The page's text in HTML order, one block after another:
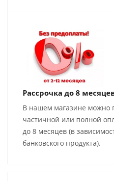
Рассрочка до 8
В нашем магазине можно
частичной или полной
до 8 месяцев (в
банковского продукта).